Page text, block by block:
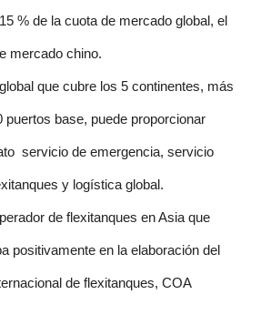
% de la cuota de mercado global, el
mercado chino.
que cubre los 5 continentes, más
puertos base, puede proporcionar
servicio de emergencia, servicio
y logística global.
de flexitanques en Asia que
positivamente en la elaboración del
de flexitanques, COA